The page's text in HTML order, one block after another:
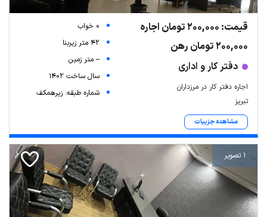
قیمت: 200,000 تومان اجاره
200,000 تومان رهن
دفتر کار و اداری
اجاره دفتر کار در مرزداران
تبریز
مشاهده جزییات
0 خواب
42 متر زیربنا
-- متر زمین
سال ساخت 1402
شماره طبقه: زیرهمکف
1 تصویر